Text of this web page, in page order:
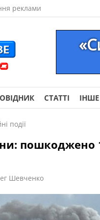
реклами
СТАТТІ ІНШЕ
події
пошкоджено
Шевченко